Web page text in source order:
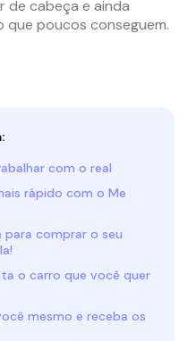
de cabeça e ainda
poucos conseguem.
com o real
rápido com o Me
para comprar o seu
o carro que você quer
mesmo e receba os